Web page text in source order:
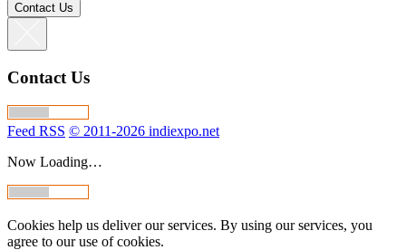
Contact Us
Contact Us
Feed RSS © 2011-2026 indiexpo.net
Now Loading…
Cookies help us deliver our services. By using our services, you
agree to our use of cookies.